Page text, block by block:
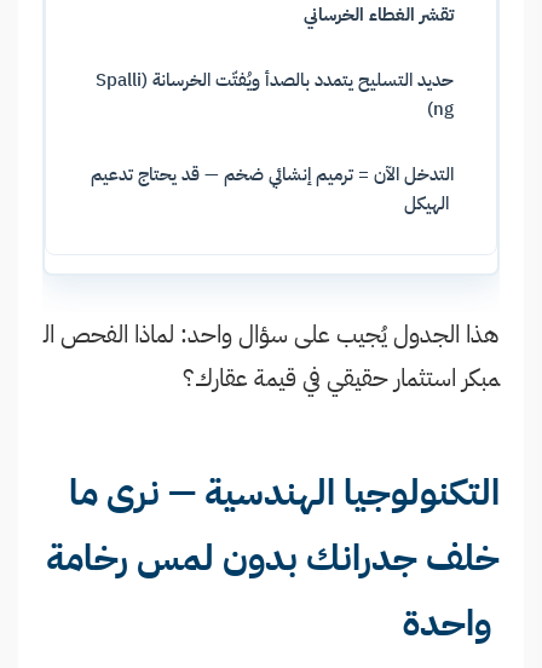
تقشر الغطاء الخرساني
حديد التسليح يتمدد بالصدأ ويُفتّت الخرسانة (Spalli
ng)
التدخل الآن = ترميم إنشائي ضخم — قد يحتاج تدعيم
الهيكل
هذا الجدول يُجيب على سؤال واحد: لماذا الفحص ال
مبكر استثمار حقيقي في قيمة عقارك؟
التكنولوجيا الهندسية — نرى ما
خلف جدرانك بدون لمس رخامة
واحدة